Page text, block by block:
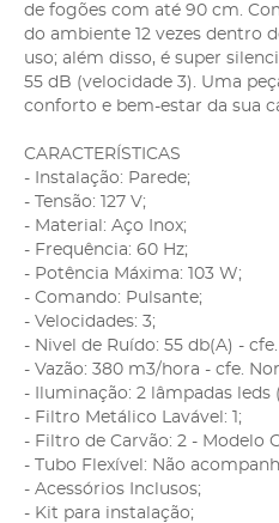
de fogões com até 90 cm.
do ambiente 12 vezes dentro
uso; além disso, é super
55 dB (velocidade 3). Uma
conforto e bem-estar da sua
CARACTERÍSTICAS
- Instalação: Parede;
- Tensão: 127 V;
- Material: Aço Inox;
- Frequência: 60 Hz;
- Potência Máxima: 103 W;
- Comando: Pulsante;
- Velocidades: 3;
- Nivel de Ruído: 55 db(A) -
- Vazão: 380 m3/hora - cfe.
- Iluminação: 2 lâmpadas leds
- Filtro Metálico Lavável: 1;
- Filtro de Carvão: 2 - Modelo
- Tubo Flexível: Não
- Acessórios Inclusos;
- Kit para instalação;